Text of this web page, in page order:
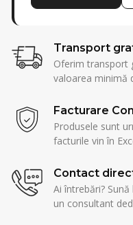
Transport
Oferim transport
valoarea minimă
Facturare
Produsele sunt
facturile vin în
Contact
Ai întrebări?
un consultant